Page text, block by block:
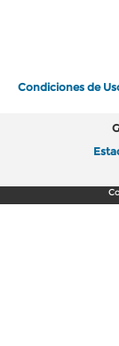
Condiciones de